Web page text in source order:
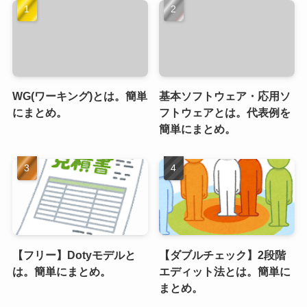
WG(ワーキング)とは。簡単
にまとめ。
基本ソフトウェア・応用ソ
フトウェアとは。代表例を
簡単にまとめ。
【フリー】Dotyモデルと
は。簡単にまとめ。
【ダブルチェック】2段階
エディット法とは。簡単に
まとめ。